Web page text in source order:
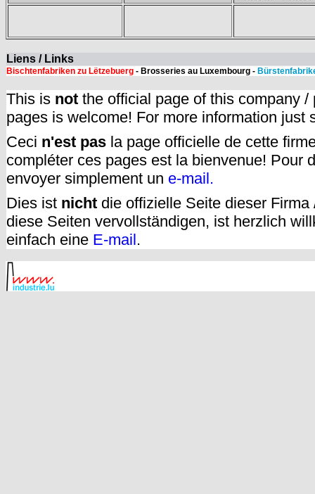
Liens / Links
Bischtenfabriken zu Lëtzebuerg - Brosseries au Luxembourg -
This is not the official page of this company
pages is welcome! For more information just
Ceci n'est pas la page officielle de cette
compléter ces pages est la bienvenue! Pour
envoyer simplement un e-mail.
Dies ist nicht die offizielle Seite dieser
diese Seiten vervollständigen, ist herzlich
einfach eine E-mail.